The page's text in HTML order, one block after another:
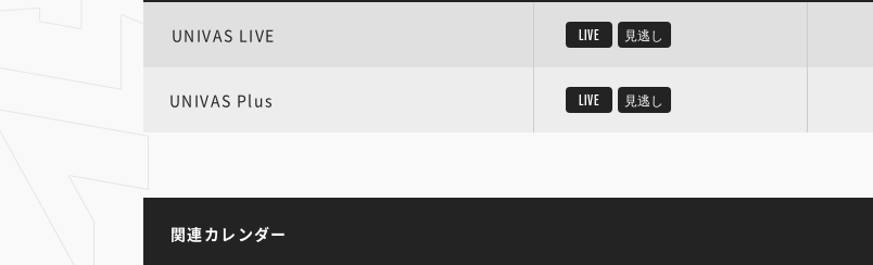
UNIVAS LIVE LIVE 見逃し
UNIVAS Plus LIVE 見逃し
関連カレンダー